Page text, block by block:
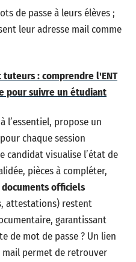
de passe à leurs élèves ;
leur adresse mail comme
tuteurs : comprendre l'ENT
pour suivre un étudiant
l’essentiel, propose un
chaque session
candidat visualise l’état de
pièces à compléter,
documents officiels
attestations) restent
garantissant
de mot de passe ? Un lien
permet de retrouver